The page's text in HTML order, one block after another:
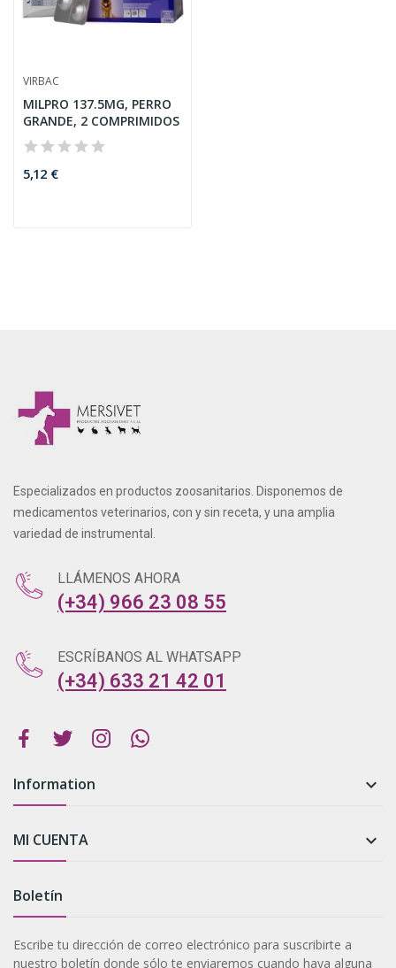
VIRBAC
MILPRO 137.5MG, PERRO
GRANDE, 2 COMPRIMIDOS
5,12 €
Especializados en productos zoosanitarios. Disponemos de
medicamentos veterinarios, con y sin receta, y una amplia
variedad de instrumental.
LLÁMENOS AHORA
(+34) 966 23 08 55
ESCRÍBANOS AL WHATSAPP
(+34) 633 21 42 01
Information 
MI CUENTA 
Boletín
Escribe tu dirección de correo electrónico para suscribirte a
nuestro boletín donde sólo te enviaremos cuando haya alguna